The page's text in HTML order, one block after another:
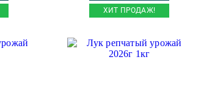
ХИТ ПРОДАЖ!